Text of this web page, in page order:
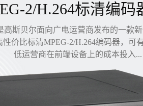
2/H.264标清编码
高斯贝尔面向广电运营商发布的一款
性价比标清MPEG-2/H.264编码器，可
低运营商在前端设备上的成本投入...